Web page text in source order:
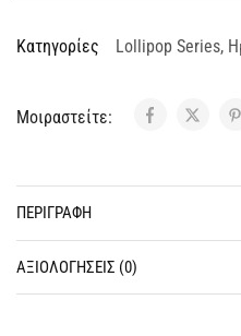
Κατηγορίες Lollipop Series,
Μοιραστείτε:
ΠΕΡΙΓΡΑΦΉ
ΑΞΙΟΛΟΓΉΣΕΙΣ (0)